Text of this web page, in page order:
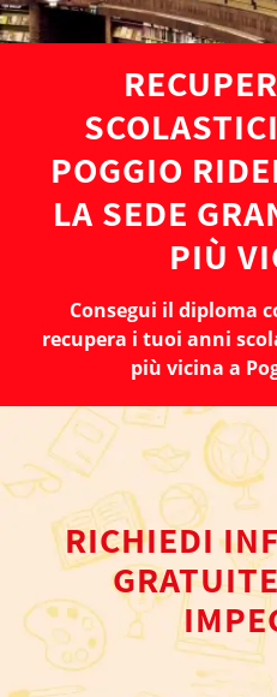
POGGIO
LA SEDE
PIÙ
Consegui il diploma
recupera i tuoi anni
più vicina a
RICHIEDI